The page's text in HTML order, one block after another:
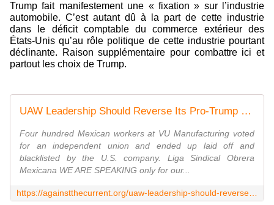
Trump fait manifestement une « fixation » sur l’industrie
automobile. C’est autant dû à la part de cette industrie
dans le déficit comptable du commerce extérieur des
États-Unis qu’au rôle politique de cette industrie pourtant
déclinante. Raison supplémentaire pour combattre ici et
partout les choix de Trump.
UAW Leadership Should Reverse Its Pro-Trump Statement
Four hundred Mexican workers at VU Manufacturing voted
for an independent union and ended up laid off and
blacklisted by the U.S. company. Liga Sindical Obrera
Mexicana WE ARE SPEAKING only for our...